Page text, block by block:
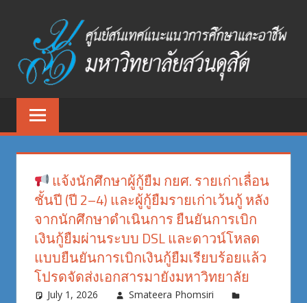
content
สนเทศ
แนะแนว
การ
ศึกษา
และ
อาชีพ
ศูนย์
สนเทศ
อาชีพ
มหาวิทยาลัย
สวนดุสิต
แจ้งนักศึกษาผู้กู้ยืม กยศ. รายเก่าเลื่อน
ชั้นปี (ปี 2–4) และผู้กู้ยืมรายเก่าเว้นกู้ หลัง
จากนักศึกษาดำเนินการ ยืนยันการเบิก
เงินกู้ยืมผ่านระบบ DSL และดาวน์โหลด
แบบยืนยันการเบิกเงินกู้ยืมเรียบร้อยแล้ว
โปรดจัดส่งเอกสารมายังมหาวิทยาลัย
July 1, 2026
Smateera Phomsiri